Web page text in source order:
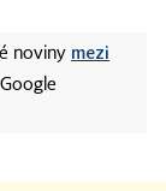
noviny mezi